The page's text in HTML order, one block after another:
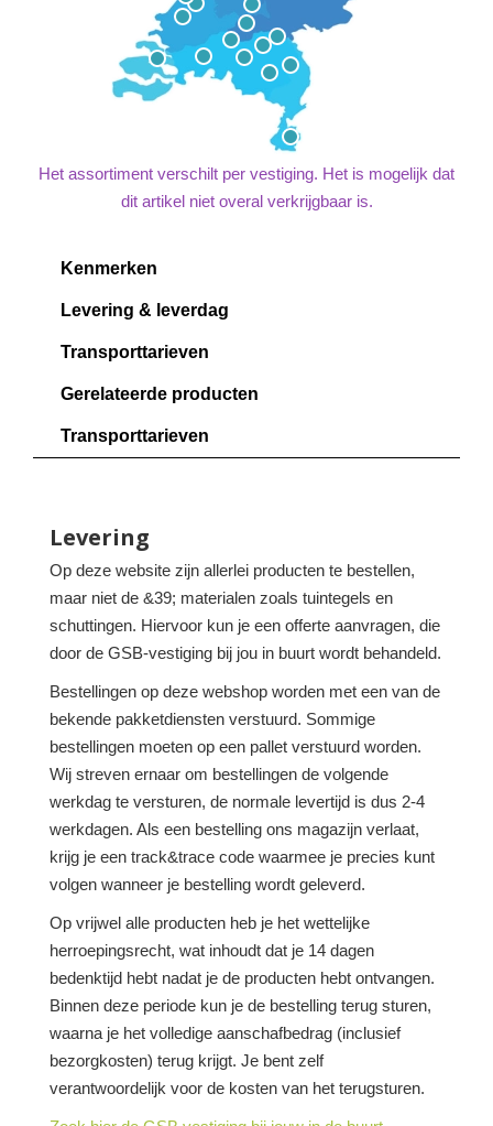
Het assortiment verschilt per vestiging. Het is mogelijk dat
dit artikel niet overal verkrijgbaar is.
Kenmerken
Levering & leverdag
Transporttarieven
Gerelateerde producten
Transporttarieven
Levering
Op deze website zijn allerlei producten te bestellen,
maar niet de &39; materialen zoals tuintegels en
schuttingen. Hiervoor kun je een offerte aanvragen, die
door de GSB-vestiging bij jou in buurt wordt behandeld.
Bestellingen op deze webshop worden met een van de
bekende pakketdiensten verstuurd. Sommige
bestellingen moeten op een pallet verstuurd worden.
Wij streven ernaar om bestellingen de volgende
werkdag te versturen, de normale levertijd is dus 2-4
werkdagen. Als een bestelling ons magazijn verlaat,
krijg je een track&trace code waarmee je precies kunt
volgen wanneer je bestelling wordt geleverd.
Op vrijwel alle producten heb je het wettelijke
herroepingsrecht, wat inhoudt dat je 14 dagen
bedenktijd hebt nadat je de producten hebt ontvangen.
Binnen deze periode kun je de bestelling terug sturen,
waarna je het volledige aanschafbedrag (inclusief
bezorgkosten) terug krijgt. Je bent zelf
verantwoordelijk voor de kosten van het terugsturen.